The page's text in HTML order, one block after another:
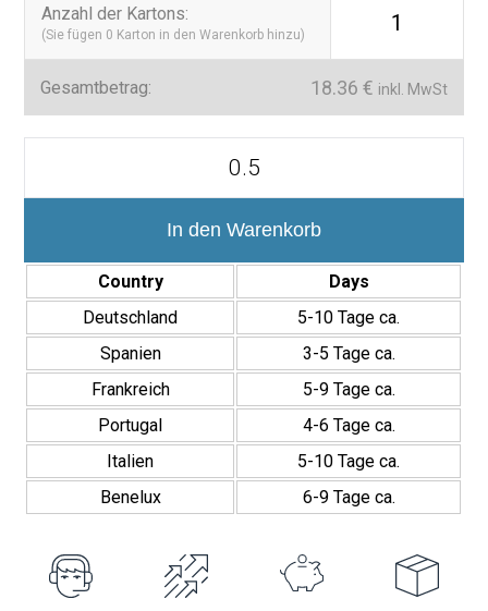
Anzahl der Kartons:
(Sie fügen 0 Karton in den Warenkorb hinzu) 1
Gesamtbetrag: 18.36 € inkl. MwSt
brillo
In den Warenkorb
Country
Days
Deutschland
5-10 Tage ca.
Spanien
3-5 Tage ca.
Frankreich
5-9 Tage ca.
Portugal
4-6 Tage ca.
Italien
5-10 Tage ca.
Benelux
6-9 Tage ca.